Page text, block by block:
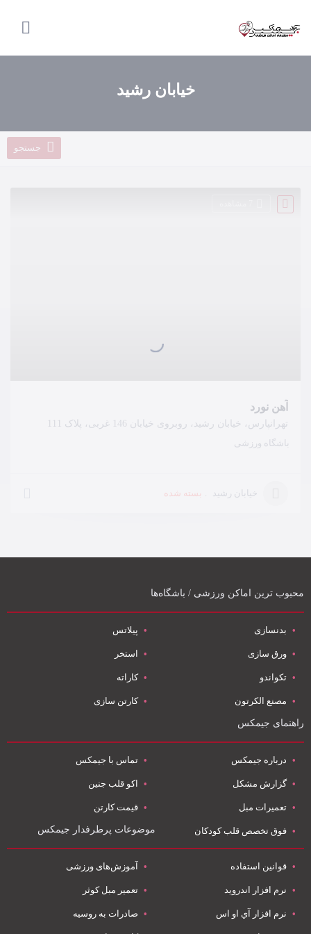
اصلی
خیابان رشید
جستجو
آهن نورد
تهرانپارس، خیابان رشید، روبروی خیابان 146 غربی، پلاک 111
باشگاه ورزشی
خیابان رشید بسته شده
محبوب ترین اماکن ورزشی / باشگاه‌ها
بدنسازی پیلاتس
ورق سازی استخر
تکواندو کاراته
مصنع الکرتون کارتن سازی
راهنمای جیمکس
درباره جیمکس تماس با جیمکس
گزارش مشکل اکو قلب جنین
تعمیرات مبل قیمت کارتن
فوق تخصص قلب کودکان موضوعات پرطرفدار جیمکس
قوانین استفاده آموزش‌های ورزشی
نرم افزار اندروید تعمیر مبل کوثر
نرم افزار آي او اس صادرات به روسیه